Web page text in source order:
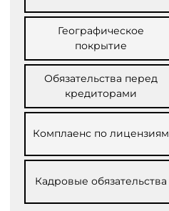
Географическое
покрытие
Обязательства перед
кредиторами
Комплаенс по лицензиям
Кадровые обязательства